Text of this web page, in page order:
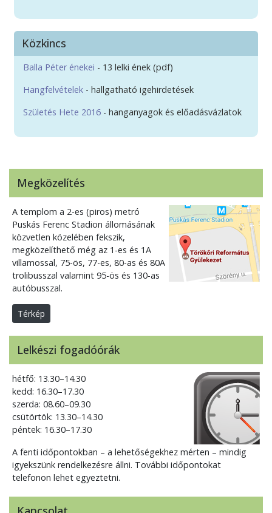
Közkincs
Balla Péter énekei - 13 lelki ének (pdf)
Hangfelvételek - hallgatható igehirdetések
Születés Hete 2016 - hanganyagok és előadásvázlatok
Megközelítés
A templom a 2-es (piros) metró
Puskás Ferenc Stadion állomásának
közvetlen közelében fekszik,
megközelíthető még az 1-es és 1A
villamossal, 75-ös, 77-es, 80-as és 80A
trolibusszal valamint 95-ös és 130-as
autóbusszal.
Térkép
Lelkészi fogadóórák
hétfő: 13.30–14.30
kedd: 16.30–17.30
szerda: 08.60–09.30
csütörtök: 13.30–14.30
péntek: 16.30–17.30
A fenti időpontokban – a lehetőségekhez mérten – mindig
igyekszünk rendelkezésre állni. További időpontokat
telefonon lehet egyeztetni.